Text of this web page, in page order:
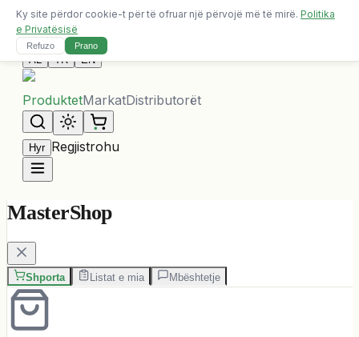
Dërgesa falas për porosi mbi 10,000 ALL
Na Kontaktoni
AL TR EN
ProduktetMarkatDistributorët
Hyr Regjistrohu
MasterShop
Shporta Listat e mia Mbështetje
Ky site përdor cookie-t për të ofruar një përvojë më të mirë. Politika
e Privatësisë
Refuzo Prano